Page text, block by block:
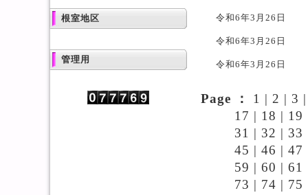
根室地区
管理用
令和6年3月26日
令和6年3月26日
令和6年3月26日
Page ： 1 | 2 | 3
17 | 18 | 19
31 | 32 | 33
45 |46 |47
59 |60 |61
73 | 74 | 75